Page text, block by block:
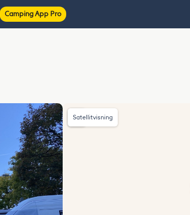
Camping App Pro
Satellitvisning